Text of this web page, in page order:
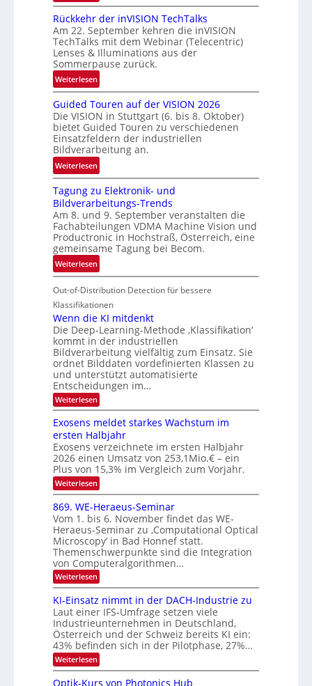
U
n
b
e
g
r
e
z
t
e
M
ö
g
l
i
c
h
k
e
i
n
Rückkehr der inVISION TechTalks
Am 22. September kehren die inVISION
TechTalks mit dem Webinar (Telecentric)
Lenses & Illuminations aus der
Sommerpause zurück.
Weiterlesen:
R
ü
c
k
k
e
h
d
e
r
i
n
V
I
S
I
O
N
T
e
c
h
T
a
l
k
s
Guided Touren auf der VISION 2026
Die VISION in Stuttgart (6. bis 8. Oktober)
bietet Guided Touren zu verschiedenen
Einsatzfeldern der industriellen
Bildverarbeitung an.
Weiterlesen:
G
u
i
d
e
d
T
o
e
n
a
u
f
d
e
r
I
I
O
N
2
0
2
6
Tagung zu Elektronik- und
Bildverarbeitungs-Trends
Am 8. und 9. September veranstalten die
Fachabteilungen VDMA Machine Vision und
Productronic in Hochstraß, Österreich, eine
gemeinsame Tagung bei Becom.
Weiterlesen:
T
a
g
u
n
g
z
u
E
l
e
k
t
r
o
n
i
k
-
u
n
d
B
i
d
v
e
r
a
r
Out-of-Distribution Detection für bessere
Klassifikationen
Wenn die KI mitdenkt
Die Deep-Learning-Methode ‚Klassifikation‘
kommt in der industriellen
Bildverarbeitung vielfältig zum Einsatz. Sie
ordnet Bilddaten vordefinierten Klassen zu
und unterstützt automatisierte
Entscheidungen im…
Weiterlesen:
W
n
n
d
i
e
K
I
m
i
t
d
e
n
k
t
Exosens meldet starkes Wachstum im
ersten Halbjahr
Exosens verzeichnete im ersten Halbjahr
2026 einen Umsatz von 253,1Mio.€ – ein
Plus von 15,3% im Vergleich zum Vorjahr.
Weiterlesen:
E
x
o
s
e
n
s
m
e
l
d
e
t
s
t
a
r
k
e
869. WE-Heraeus-Seminar
Vom 1. bis 6. November findet das WE-
Heraeus-Seminar zu ‚Computational Optical
Microscopy‘ in Bad Honnef statt.
Themenschwerpunkte sind die Integration
von Computeralgorithmen…
Weiterlesen:
8
9
.
W
E
-
H
e
r
a
KI-Einsatz nimmt in der DACH-Industrie zu
Laut einer IFS-Umfrage setzen viele
Industrieunternehmen in Deutschland,
Österreich und der Schweiz bereits KI ein:
43% befinden sich in der Pilotphase, 27%…
Weiterlesen:
K
Optik-Kurs von Photonics Hub